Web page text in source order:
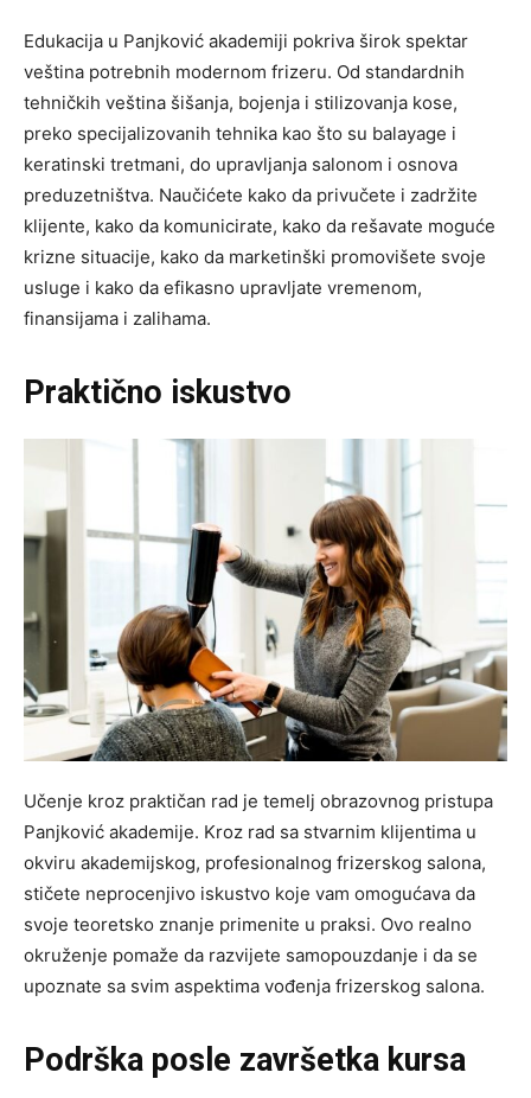
Edukacija u Panjković akademiji pokriva širok spektar
veština potrebnih modernom frizeru. Od standardnih
tehničkih veština šišanja, bojenja i stilizovanja kose,
preko specijalizovanih tehnika kao što su balayage i
keratinski tretmani, do upravljanja salonom i osnova
preduzetništva. Naučićete kako da privučete i zadržite
klijente, kako da komunicirate, kako da rešavate moguće
krizne situacije, kako da marketinški promovišete svoje
usluge i kako da efikasno upravljate vremenom,
finansijama i zalihama.
Praktično iskustvo
Učenje kroz praktičan rad je temelj obrazovnog pristupa
Panjković akademije. Kroz rad sa stvarnim klijentima u
okviru akademijskog, profesionalnog frizerskog salona,
stičete neprocenjivo iskustvo koje vam omogućava da
svoje teoretsko znanje primenite u praksi. Ovo realno
okruženje pomaže da razvijete samopouzdanje i da se
upoznate sa svim aspektima vođenja frizerskog salona.
Podrška posle završetka kursa